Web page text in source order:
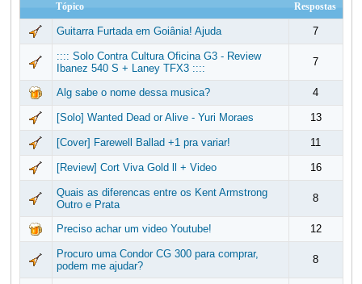
Tópico Respostas
Guitarra Furtada em Goiânia! Ajuda 7
:::: Solo Contra Cultura Oficina G3 - Review
Ibanez 540 S + Laney TFX3 ::::
7
Alg sabe o nome dessa musica? 4
[Solo] Wanted Dead or Alive - Yuri Moraes 13
[Cover] Farewell Ballad +1 pra variar! 11
[Review] Cort Viva Gold ll + Video 16
Quais as diferencas entre os Kent Armstrong
Outro e Prata
8
Preciso achar um video Youtube! 12
Procuro uma Condor CG 300 para comprar,
podem me ajudar?
8